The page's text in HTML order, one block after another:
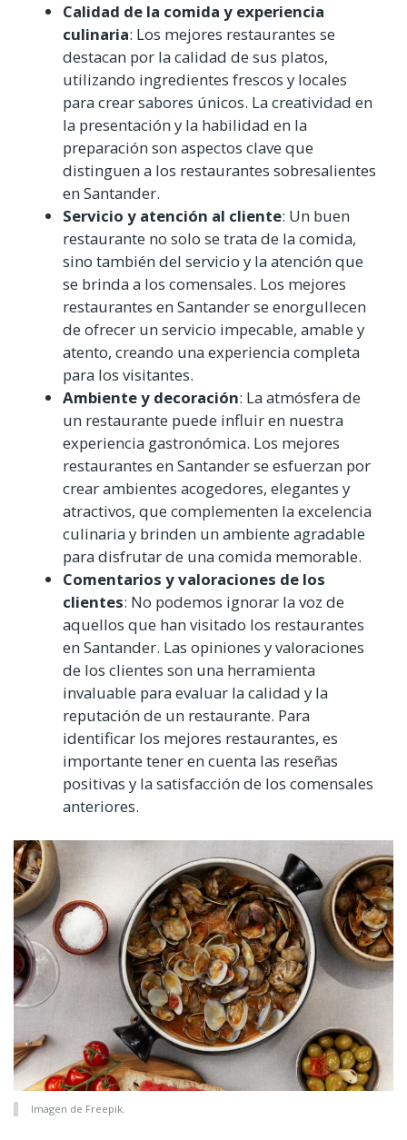
Calidad de la comida y experiencia
culinaria: Los mejores restaurantes se
destacan por la calidad de sus platos,
utilizando ingredientes frescos y locales
para crear sabores únicos. La creatividad en
la presentación y la habilidad en la
preparación son aspectos clave que
distinguen a los restaurantes sobresalientes
en Santander.
Servicio y atención al cliente: Un buen
restaurante no solo se trata de la comida,
sino también del servicio y la atención que
se brinda a los comensales. Los mejores
restaurantes en Santander se enorgullecen
de ofrecer un servicio impecable, amable y
atento, creando una experiencia completa
para los visitantes.
Ambiente y decoración: La atmósfera de
un restaurante puede influir en nuestra
experiencia gastronómica. Los mejores
restaurantes en Santander se esfuerzan por
crear ambientes acogedores, elegantes y
atractivos, que complementen la excelencia
culinaria y brinden un ambiente agradable
para disfrutar de una comida memorable.
Comentarios y valoraciones de los
clientes: No podemos ignorar la voz de
aquellos que han visitado los restaurantes
en Santander. Las opiniones y valoraciones
de los clientes son una herramienta
invaluable para evaluar la calidad y la
reputación de un restaurante. Para
identificar los mejores restaurantes, es
importante tener en cuenta las reseñas
positivas y la satisfacción de los comensales
anteriores.
Imagen de Freepik.